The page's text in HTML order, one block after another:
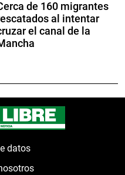
de 160 migrantes
al intentar
el canal de la
datos